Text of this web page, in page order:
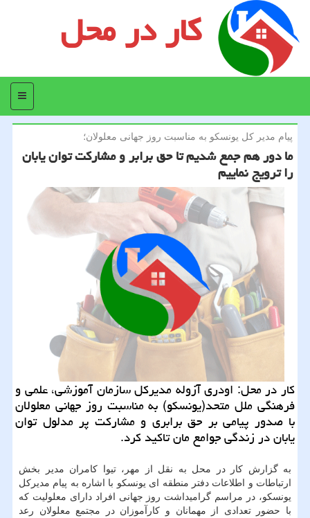
کار در محل
منو
پیام مدیر كل یونسكو به مناسبت روز جهانی معلولان؛
ما دور هم جمع شدیم تا حق برابر و مشاركت توان یابان
را ترویج نماییم
كار در محل: اودری آزوله مدیركل سازمان آموزشی، علمی و
فرهنگی ملل متحد(یونسكو) به مناسبت روز جهانی معلولان
با صدور پیامی بر حق برابری و مشاركت پر مدلول توان
یابان در زندگی جوامع مان تاكید كرد.
به گزارش كار در محل به نقل از مهر، تیوا كامران مدیر بخش
ارتباطات و اطلاعات دفتر منطقه ای یونسكو با اشاره به پیام مدیركل
یونسكو، در مراسم گرامیداشت روز جهانی افراد دارای معلولیت كه
با حضور تعدادی از مهمانان و كارآموزان در مجتمع معلولان رعد